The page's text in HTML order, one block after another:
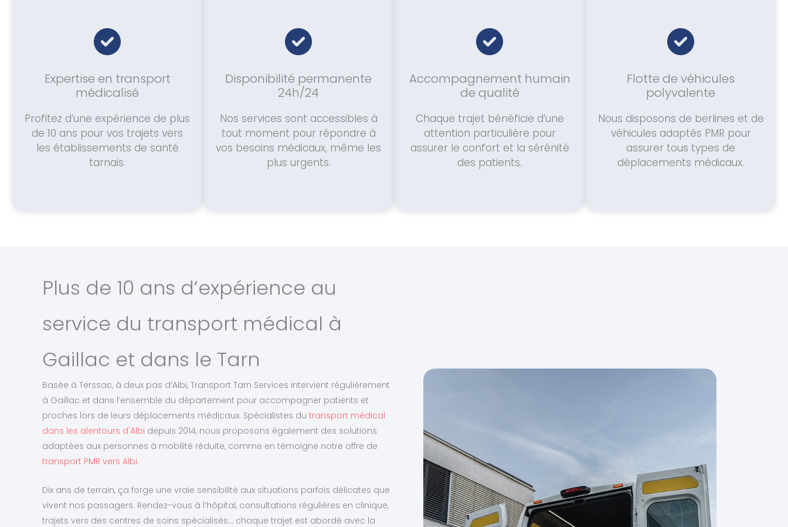
Expertise en transport
médicalisé
Profitez d’une expérience de plus
de 10 ans pour vos trajets vers
les établissements de santé
tarnais.
Disponibilité permanente
24h/24
Nos services sont accessibles à
tout moment pour répondre à
vos besoins médicaux, même les
plus urgents.
Accompagnement humain
de qualité
Chaque trajet bénéficie d’une
attention particulière pour
assurer le confort et la sérénité
des patients.
Flotte de véhicules
polyvalente
Nous disposons de berlines et de
véhicules adaptés PMR pour
assurer tous types de
déplacements médicaux.
Plus de 10 ans d’expérience au
service du transport médical à
Gaillac et dans le Tarn
Basée à Terssac, à deux pas d’Albi, Transport Tarn Services intervient régulièrement
à Gaillac et dans l’ensemble du département pour accompagner patients et
proches lors de leurs déplacements médicaux. Spécialistes du transport médical
dans les alentours d'Albi depuis 2014, nous proposons également des solutions
adaptées aux personnes à mobilité réduite, comme en témoigne notre offre de
transport PMR vers Albi.
Dix ans de terrain, ça forge une vraie sensibilité aux situations parfois délicates que
vivent nos passagers. Rendez-vous à l’hôpital, consultations régulières en clinique,
trajets vers des centres de soins spécialisés… chaque trajet est abordé avec la